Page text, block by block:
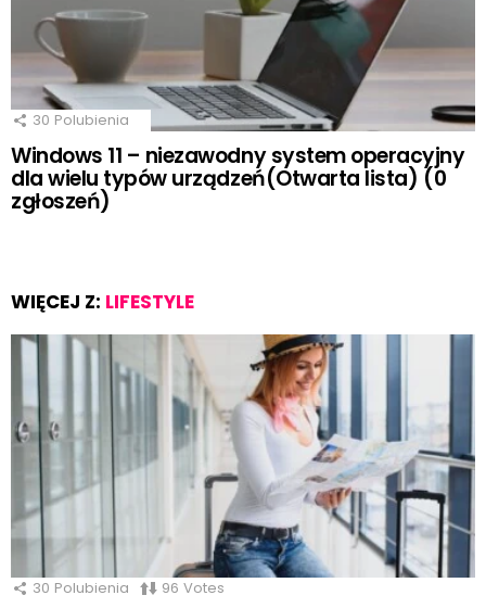
30 Polubienia
Windows 11 – niezawodny system operacyjny
dla wielu typów urządzeń(Otwarta lista) (0
zgłoszeń)
WIĘCEJ Z: LIFESTYLE
30 Polubienia 96 Votes